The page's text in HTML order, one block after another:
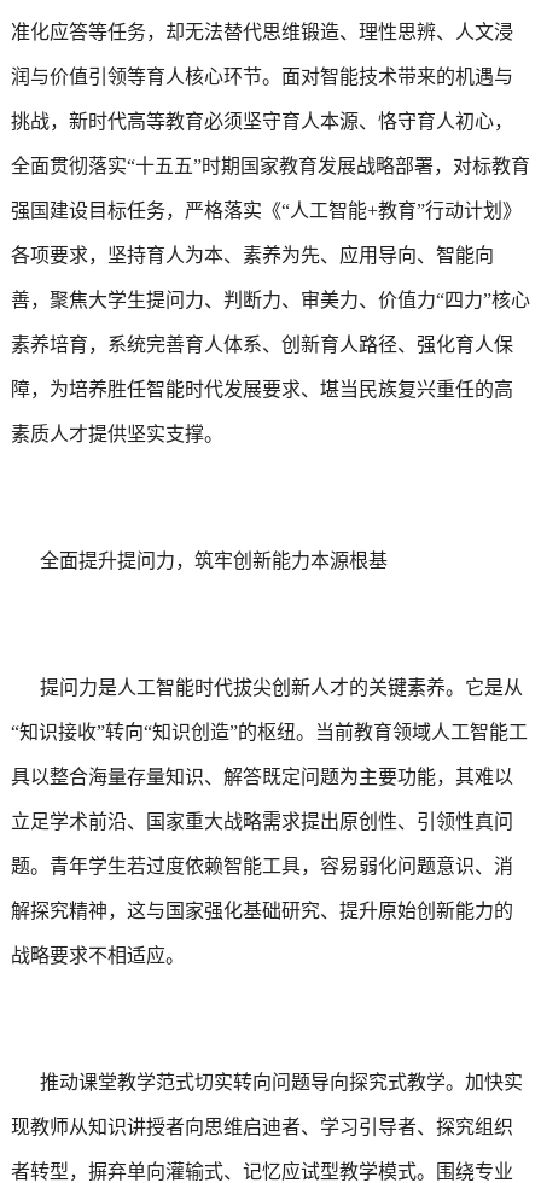
准化应答等任务，却无法替代思维锻造、理性思辨、人文浸
润与价值引领等育人核心环节。面对智能技术带来的机遇与
挑战，新时代高等教育必须坚守育人本源、恪守育人初心，
全面贯彻落实“十五五”时期国家教育发展战略部署，对标教育
强国建设目标任务，严格落实《“人工智能+教育”行动计划》
各项要求，坚持育人为本、素养为先、应用导向、智能向
善，聚焦大学生提问力、判断力、审美力、价值力“四力”核心
素养培育，系统完善育人体系、创新育人路径、强化育人保
障，为培养胜任智能时代发展要求、堪当民族复兴重任的高
素质人才提供坚实支撑。
全面提升提问力，筑牢创新能力本源根基
提问力是人工智能时代拔尖创新人才的关键素养。它是从
“知识接收”转向“知识创造”的枢纽。当前教育领域人工智能工
具以整合海量存量知识、解答既定问题为主要功能，其难以
立足学术前沿、国家重大战略需求提出原创性、引领性真问
题。青年学生若过度依赖智能工具，容易弱化问题意识、消
解探究精神，这与国家强化基础研究、提升原始创新能力的
战略要求不相适应。
推动课堂教学范式切实转向问题导向探究式教学。加快实
现教师从知识讲授者向思维启迪者、学习引导者、探究组织
者转型，摒弃单向灌输式、记忆应试型教学模式。围绕专业